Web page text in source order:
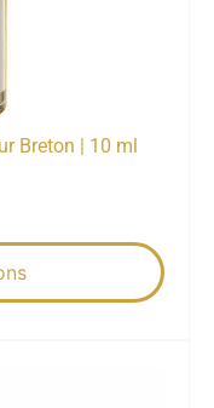
Breton | 10 ml